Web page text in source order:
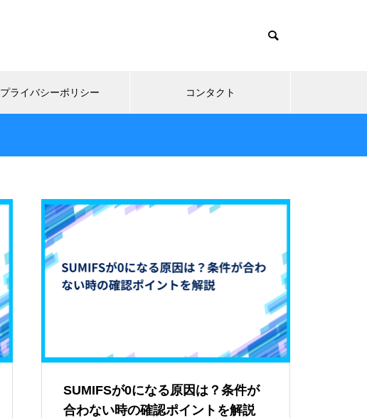
プライバシーポリシー コンタクト
SUMIFSが0になる原因は？条件が
合わない時の確認ポイントを解説